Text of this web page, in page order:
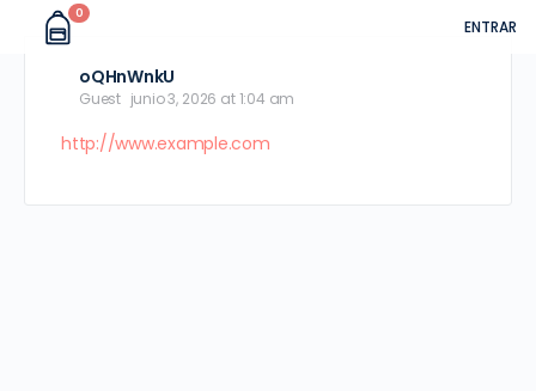
0
ENTRAR
oQHnWnkU
Guest junio 3, 2026 at 1:04 am
http://www.example.com